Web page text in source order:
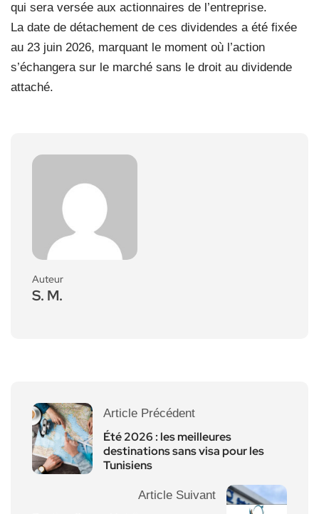
qui sera versée aux actionnaires de l’entreprise.
La date de détachement de ces dividendes a été fixée
au 23 juin 2026, marquant le moment où l’action
s’échangera sur le marché sans le droit au dividende
attaché.
Auteur
S. M.
Article Précédent
Été 2026 : les meilleures
destinations sans visa pour les
Tunisiens
Article Suivant